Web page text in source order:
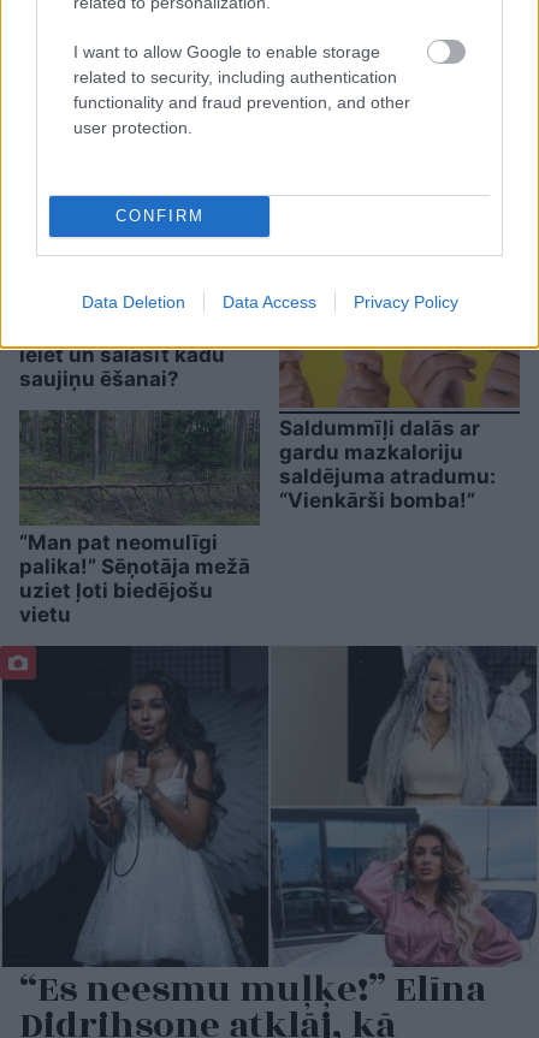
I want to allow Google to enable storage
related to security, including authentication
functionality and fraud prevention, and other
user protection.
CONFIRM
Data Deletion Data Access Privacy Policy
numurzīme redzama
attēlā? Tikai retais šajā
testā iegūst vismaz
Hortenziju fani sajūsmā
par šo tirgotāju
Salaspilī
Ceļmalā ieraudzīji
ieiet un salasīt kādu
saujiņu ēšanai?
“Man pat neomulīgi
palika!” Sēņotāja mežā
uziet ļoti biedējošu
vietu
Saldummīļi dalās ar
gardu mazkaloriju
saldējuma atradumu:
“Vienkārši bomba!”
“Es neesmu muļķe!” Elīna
Didrihsone atklāj, kā